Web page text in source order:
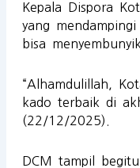
Kepala Dispora
yang
bisa
“Alhamdulillah,
kado terbaik di
(22/12/2025).
DCM tampil